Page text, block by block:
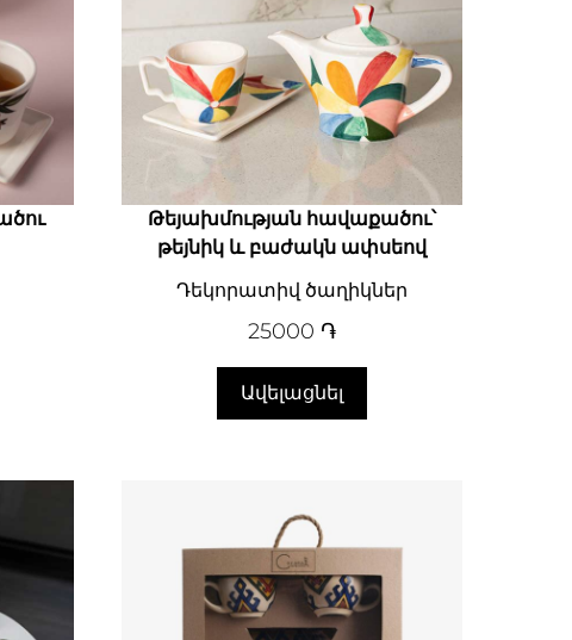
Թեյախմության հավաքածու՝
թեյնիկ և բաժակն ափսեով
Դեկորատիվ ծաղիկներ
25000 ֏
Ավելացնել